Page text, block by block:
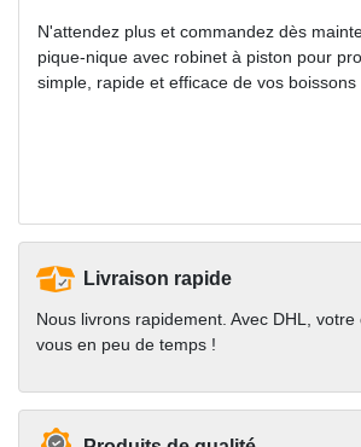
N'attendez plus et commandez dès
pique-nique avec robinet à piston pour
simple, rapide et efficace de vos boissons
Livraison rapide
Nous livrons rapidement. Avec DHL,
vous en peu de temps !